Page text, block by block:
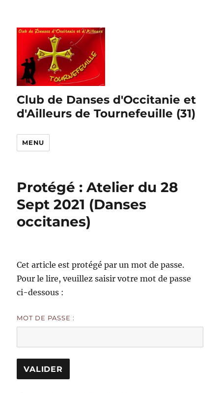
Club de Danses d'Occitanie et
d'Ailleurs de Tournefeuille (31)
MENU
Protégé : Atelier du 28
Sept 2021 (Danses
occitanes)
Cet article est protégé par un mot de passe.
Pour le lire, veuillez saisir votre mot de passe
ci-dessous :
MOT DE PASSE :